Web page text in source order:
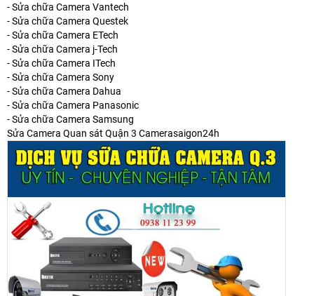
- Sửa chữa Camera Vantech
- Sửa chữa Camera Questek
- Sửa chữa Camera ETech
- Sửa chữa Camera j-Tech
- Sửa chữa Camera ITech
- Sửa chữa Camera Sony
- Sửa chữa Camera Dahua
- Sửa chữa Camera Panasonic
- Sửa chữa Camera Samsung
Sửa Camera Quan sát Quận 3 Camerasaigon24h